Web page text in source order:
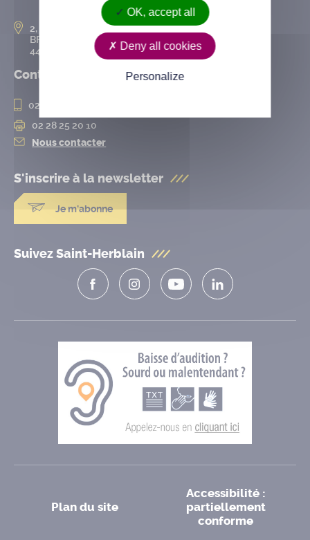
2, rue de l’Hôtel-de-Ville
BP 50167
44802 Saint-Herblain cedex
Contact
02 28 25 20 00
02 28 25 20 10
Nous contacter
S'inscrire à la newsletter
Je m'abonne
Suivez Saint-Herblain
Plan du site
Accessibilité :
partiellement
conforme
OK, accept all
Deny all cookies
Personalize